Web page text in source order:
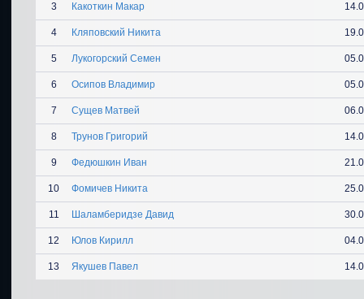
3 Какоткин Макар
4 Кляповский Никита
5 Лукогорский Семен
6 Осипов Владимир
7 Сущев Матвей
8 Трунов Григорий
9 Федюшкин Иван
10 Фомичев Никита
11 Шаламберидзе Давид
12 Юлов Кирилл
13 Якушев Павел